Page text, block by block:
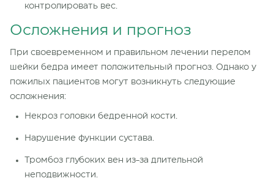
контролировать вес.
Осложнения и прогноз
При своевременном и правильном лечении перелом
шейки бедра имеет положительный прогноз. Однако у
пожилых пациентов могут возникнуть следующие
осложнения:
Некроз головки бедренной кости.
Нарушение функции сустава.
Тромбоз глубоких вен из-за длительной
неподвижности.